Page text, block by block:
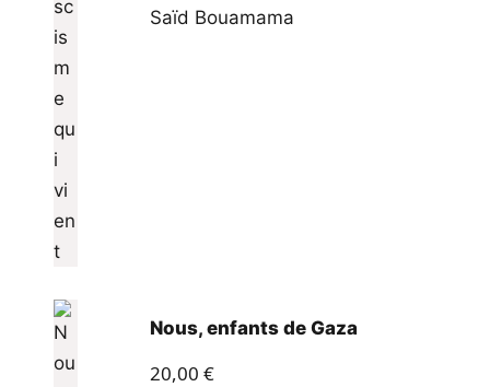
Saïd Bouamama
Nous, enfants de Gaza
20,00 €